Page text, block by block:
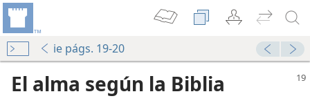
ie págs. 19-20
El alma según la Biblia